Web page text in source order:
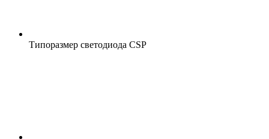
Типоразмер светодиода CSP